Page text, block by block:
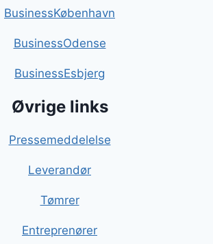
BusinessKøbenhavn
BusinessOdense
BusinessEsbjerg
Øvrige links
Pressemeddelelse
Leverandør
Tømrer
Entreprenører